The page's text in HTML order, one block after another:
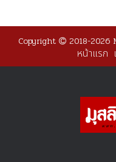
Copyright 2018-2026
หน้าแรก